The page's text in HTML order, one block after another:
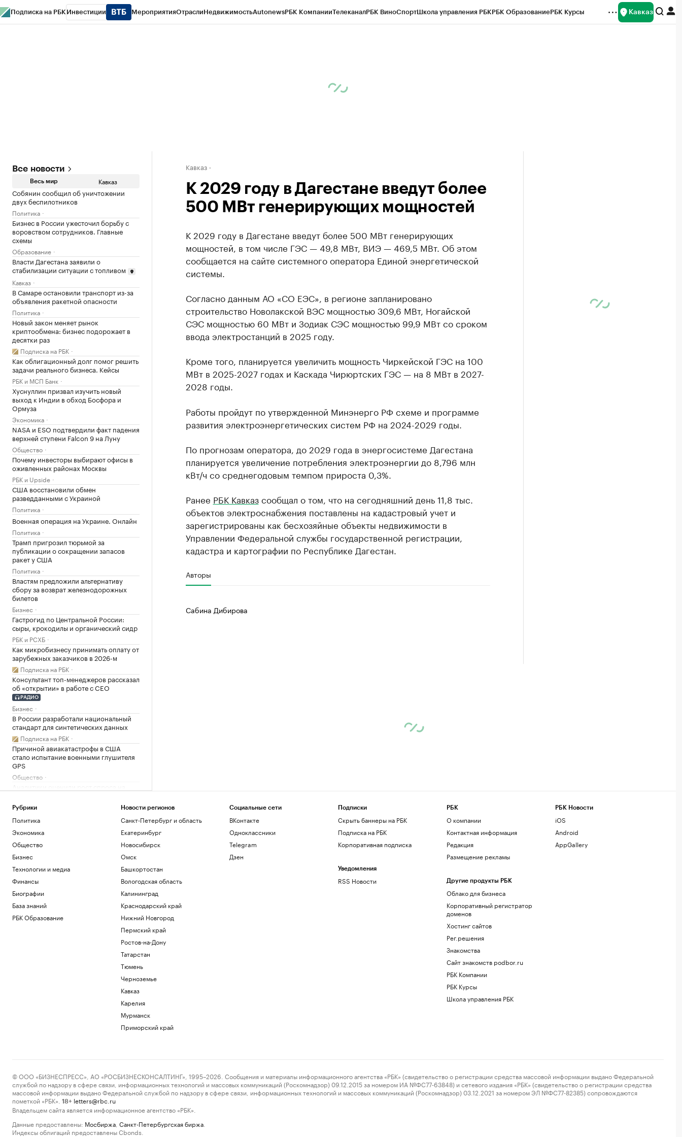
Подписка на РБК Инвестиции МероприятияОтраслиНедвижимостьAutonewsРБК КомпанииТелеканалРБК ВиноСпортШкола управления РБКРБК ОбразованиеРБК Курсы Кавказ
Все новости
Весь мир Кавказ
Собянин сообщил об уничтожении
двух беспилотников
Политика
Бизнес в России ужесточил борьбу с
воровством сотрудников. Главные
схемы
Образование
Власти Дагестана заявили о
стабилизации ситуации с топливом
Кавказ
В Самаре остановили транспорт из-за
объявления ракетной опасности
Политика
Новый закон меняет рынок
криптообмена: бизнес подорожает в
десятки раз
Подписка на РБК
Как облигационный долг помог решить
задачи реального бизнеса. Кейсы
РБК и МСП Банк
Хуснуллин призвал изучить новый
выход к Индии в обход Босфора и
Ормуза
Экономика
NASA и ESO подтвердили факт падения
верхней ступени Falcon 9 на Луну
Общество
Почему инвесторы выбирают офисы в
оживленных районах Москвы
РБК и Upside
США восстановили обмен
разведданными с Украиной
Политика
Военная операция на Украине. Онлайн
Политика
Трамп пригрозил тюрьмой за
публикации о сокращении запасов
ракет у США
Политика
Властям предложили альтернативу
сбору за возврат железнодорожных
билетов
Бизнес
Гастрогид по Центральной России:
сыры, крокодилы и органический сидр
РБК и РСХБ
Как микробизнесу принимать оплату от
зарубежных заказчиков в 2026-м
Подписка на РБК
Консультант топ-менеджеров рассказал
об «открытии» в работе с CEO
РАДИО
Бизнес
В России разработали национальный
стандарт для синтетических данных
Подписка на РБК
Причиной авиакатастрофы в США
стало испытание военными глушителя
GPS
Общество
Аналитики оценили рост спроса на
Недвижимость
Эксперты назвали кражу биткоина
признаком для разворота курса
Крипто
Кавказ
К 2029 году в Дагестане введут более
500 МВт генерирующих мощностей
К 2029 году в Дагестане введут более 500 МВт генерирующих
мощностей, в том числе ГЭС — 49,8 МВт, ВИЭ — 469,5 МВт. Об этом
сообщается на сайте системного оператора Единой энергетической
системы.
Согласно данным АО «СО ЕЭС», в регионе запланировано
строительство Новолакской ВЭС мощностью 309,6 МВт, Ногайской
СЭС мощностью 60 МВт и Зодиак СЭС мощностью 99,9 МВт со сроком
ввода электростанций в 2025 году.
Кроме того, планируется увеличить мощность Чиркейской ГЭС на 100
МВт в 2025-2027 годах и Каскада Чирюртских ГЭС — на 8 МВт в 2027-
2028 годы.
Работы пройдут по утвержденной Минэнерго РФ схеме и программе
развития электроэнергетических систем РФ на 2024-2029 годы.
По прогнозам оператора, до 2029 года в энергосистеме Дагестана
планируется увеличение потребления электроэнергии до 8,796 млн
кВт/ч со среднегодовым темпом прироста 0,3%.
Ранее РБК Кавказсообщал о том, что на сегодняшний день 11,8 тыс.
объектов электроснабжения поставлены на кадастровый учет и
зарегистрированы как бесхозяйные объекты недвижимости в
Управлении Федеральной службы государственной регистрации,
кадастра и картографии по Республике Дагестан.
Авторы
Сабина Дибирова
Рубрики
Политика
Экономика
Общество
Бизнес
Технологии и медиа
Финансы
Биографии
База знаний
РБК Образование
Новости регионов
Санкт-Петербург и область
Екатеринбург
Новосибирск
Омск
Башкортостан
Вологодская область
Калининград
Краснодарский край
Нижний Новгород
Пермский край
Ростов-на-Дону
Татарстан
Тюмень
Черноземье
Кавказ
Карелия
Мурманск
Приморский край
Социальные сети
ВКонтакте
Одноклассники
Telegram
Дзен
Подписки
Скрыть баннеры на РБК
Подписка на РБК
Корпоративная подписка
Уведомления
RSS Новости
РБК
О компании
Контактная информация
Редакция
Размещение рекламы
Другие продукты РБК
Облако для бизнеса
Корпоративный регистратор
доменов
Хостинг сайтов
Рег.решения
Знакомства
Сайт знакомств podbor.ru
РБК Компании
РБК Курсы
Школа управления РБК
РБК Новости
iOS
Android
AppGallery
© ООО «БИЗНЕСПРЕСС», АО «РОСБИЗНЕСКОНСАЛТИНГ», 1995–2026. Сообщения и материалы информационного агентства «РБК» (свидетельство о регистрации средства массовой информации выдано Федеральной
службой по надзору в сфере связи, информационных технологий и массовых коммуникаций (Роскомнадзор) 09.12.2015 за номером ИА №ФС77-63848) и сетевого издания «РБК» (свидетельство о регистрации средства
массовой информации выдано Федеральной службой по надзору в сфере связи, информационных технологий и массовых коммуникаций (Роскомнадзор) 03.12.2021 за номером ЭЛ №ФС77-82385) сопровождаются
пометкой «РБК».
18+ letters@rbc.ru
Владельцем сайта является информационное агентство «РБК».
Данные предоставлены: Мосбиржа Санкт-Петербургская биржа
Индексы облигаций предоставлены Cbonds.